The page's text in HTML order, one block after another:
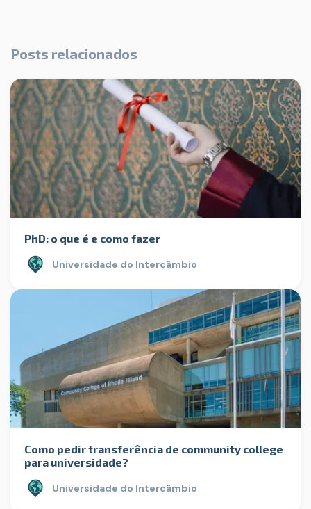
Posts relacionados
PhD: o que é e como fazer
Universidade do Intercâmbio
Como pedir transferência de community college
para universidade?
Universidade do Intercâmbio